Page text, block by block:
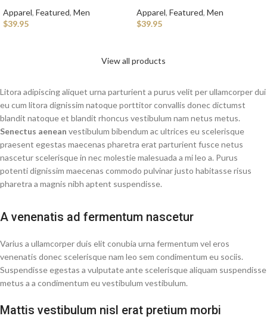
Apparel, Featured, Men
$39.95
Apparel, Featured, Men
$39.95
View all products
Litora adipiscing aliquet urna parturient a purus velit per ullamcorper dui
eu cum litora dignissim natoque porttitor convallis donec dictumst
blandit natoque et blandit rhoncus vestibulum nam netus metus.
Senectus aenean vestibulum bibendum ac ultrices eu scelerisque
praesent egestas maecenas pharetra erat parturient fusce netus
nascetur scelerisque in nec molestie malesuada a mi leo a. Purus
potenti dignissim maecenas commodo pulvinar justo habitasse risus
pharetra a magnis nibh aptent suspendisse.
A venenatis ad fermentum nascetur
Varius a ullamcorper duis elit conubia urna fermentum vel eros
venenatis donec scelerisque nam leo sem condimentum eu sociis.
Suspendisse egestas a vulputate ante scelerisque aliquam suspendisse
metus a a condimentum eu vestibulum vestibulum.
Mattis vestibulum nisl erat pretium morbi